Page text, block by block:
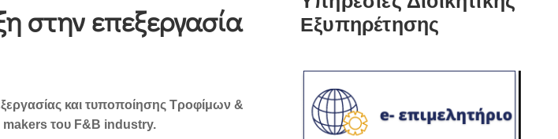
στην επεξεργασία
και τυποποίησης Τροφίμων &
makers του F& B industry.
Εξυπηρέτησης